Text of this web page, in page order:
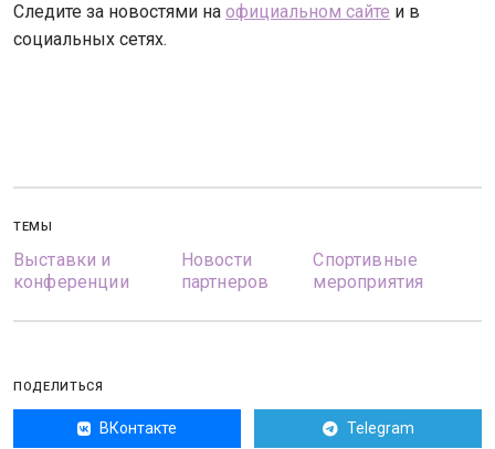
Следите за новостями на официальном сайте и в
социальных сетях.
ТЕМЫ
Выставки и
конференции
Новости
партнеров
Спортивные
мероприятия
ПОДЕЛИТЬСЯ
ВКонтакте Telegram